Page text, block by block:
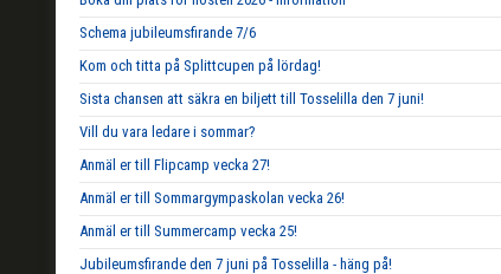
Schema jubileumsfirande 7/6
Kom och titta på Splittcupen på lördag!
Sista chansen att säkra en biljett till Tosselilla den 7 juni!
Vill du vara ledare i sommar?
Anmäl er till Flipcamp vecka 27!
Anmäl er till Sommargympaskolan vecka 26!
Anmäl er till Summercamp vecka 25!
Jubileumsfirande den 7 juni på Tosselilla - häng på!